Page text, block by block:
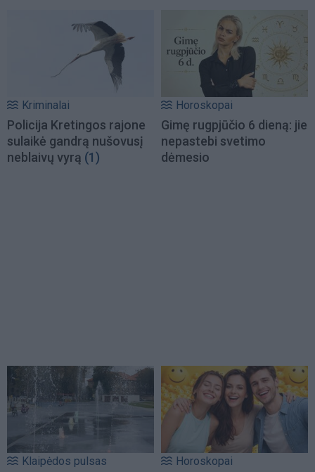
Kriminalai
Policija Kretingos rajone
sulaikė gandrą nušovusį
neblaivų vyrą (1)
Horoskopai
Gimę rugpjūčio 6 dieną: jie
nepastebi svetimo
dėmesio
Klaipėdos pulsas Horoskopai